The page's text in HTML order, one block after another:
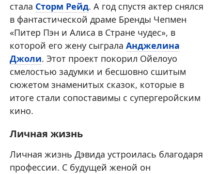
стала Сторм Рейд. А год спустя актер снялся
в фантастической драме Бренды Чепмен
«Питер Пэн и Алиса в Стране чудес», в
которой его жену сыграла Анджелина
Джоли. Этот проект покорил Ойелоуо
смелостью задумки и бесшовно сшитым
сюжетом знаменитых сказок, которые в
итоге стали сопоставимы с супергеройским
кино.
Личная жизнь
Личная жизнь Дэвида устроилась благодаря
профессии. С будущей женой он